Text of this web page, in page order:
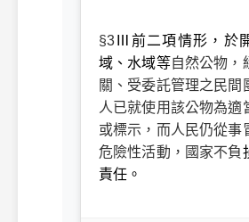
§3 Ⅲ前二項情形，於
域、水域等自然公物，
關、受委託管理之民間
人已就使用該公物為適
或標示，而人民仍從事
危險性活動，國家不負
責任。